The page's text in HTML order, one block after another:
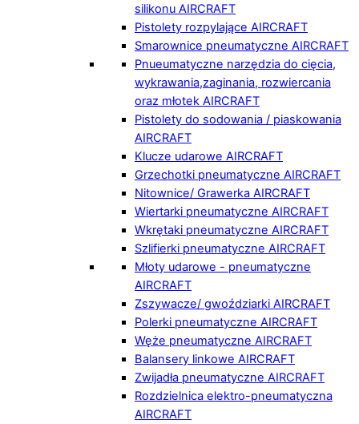
silikonu AIRCRAFT
Pistolety rozpylające AIRCRAFT
Smarownice pneumatyczne AIRCRAFT
Pnueumatyczne narzędzia do cięcia,
wykrawania,zaginania, rozwiercania
oraz młotek AIRCRAFT
Pistolety do sodowania / piaskowania
AIRCRAFT
Klucze udarowe AIRCRAFT
Grzechotki pneumatyczne AIRCRAFT
Nitownice/ Grawerka AIRCRAFT
Wiertarki pneumatyczne AIRCRAFT
Wkrętaki pneumatyczne AIRCRAFT
Szlifierki pneumatyczne AIRCRAFT
Młoty udarowe - pneumatyczne
AIRCRAFT
Zszywacze/ gwoździarki AIRCRAFT
Polerki pneumatyczne AIRCRAFT
Węże pneumatyczne AIRCRAFT
Balansery linkowe AIRCRAFT
Zwijadła pneumatyczne AIRCRAFT
Rozdzielnica elektro-pneumatyczna
AIRCRAFT